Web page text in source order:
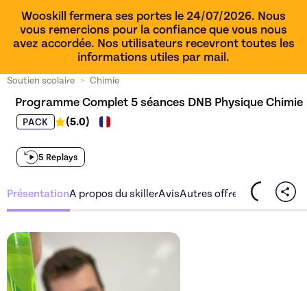
Wooskill fermera ses portes le 24/07/2026. Nous
vous remercions pour la confiance que vous nous
avez accordée. Nos utilisateurs recevront toutes les
informations utiles par mail.
Soutien scolaire > Chimie
Programme Complet 5 séances DNB Physique Chimie
PACK (5.0)
5 Replays
PrésentationA propos du skillerAvisAutres offres du skiller